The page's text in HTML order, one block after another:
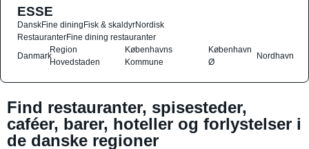
ESSE
DanskFine diningFisk & skaldyrNordisk
RestauranterFine dining restauranter
Danmark
Region
Hovedstaden
Københavns
Kommune
København
Ø
Nordhavn
Find restauranter, spisesteder,
caféer, barer, hoteller og forlystelser i
de danske regioner